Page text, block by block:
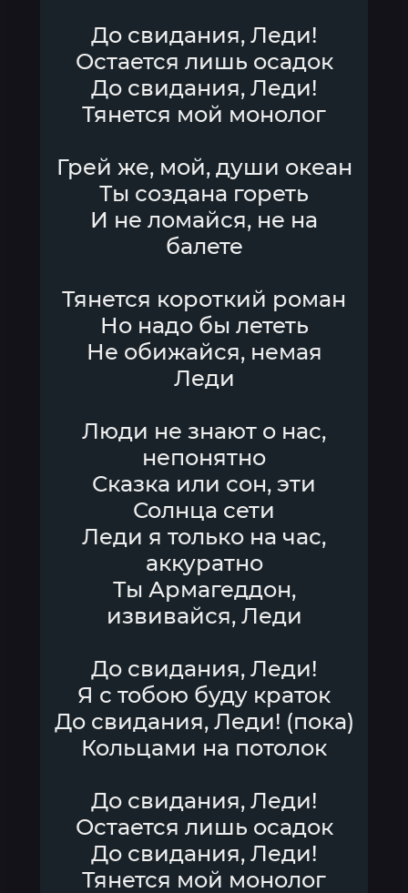
До свидания, Леди!
Остается лишь осадок
До свидания, Леди!
Тянется мой монолог
Грей же, мой, души океан
Ты создана гореть
И не ломайся, не на
балете
Тянется короткий роман
Но надо бы лететь
Не обижайся, немая
Леди
Люди не знают о нас,
непонятно
Сказка или сон, эти
Солнца сети
Леди я только на час,
аккуратно
Ты Армагеддон,
извивайся, Леди
До свидания, Леди!
Я с тобою буду краток
До свидания, Леди! (пока)
Кольцами на потолок
До свидания, Леди!
Остается лишь осадок
До свидания, Леди!
Тянется мой монолог